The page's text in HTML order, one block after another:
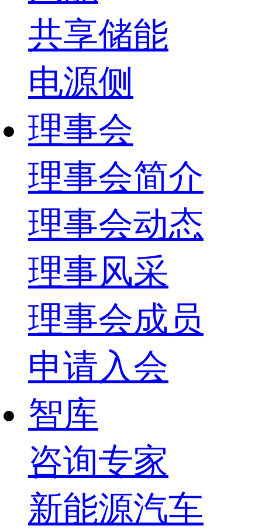
共享储能
电源侧
理事会
理事会简介
理事会动态
理事风采
理事会成员
申请入会
智库
咨询专家
新能源汽车